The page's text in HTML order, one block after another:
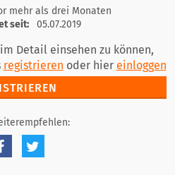
registrieren
mehr als drei Monaten
seit:
05.07.2019
Detail einsehen zu können,
registrieren oder hier einloggen